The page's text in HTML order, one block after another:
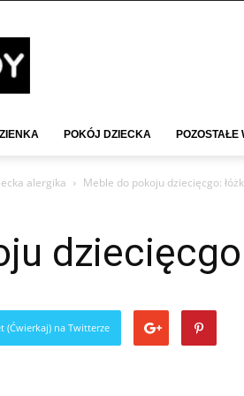
POKÓJ DZIECKA POZOSTAŁE
alergika Meble do pokoju dziecięcgo:
(Ćwierkaj) na Twitterze